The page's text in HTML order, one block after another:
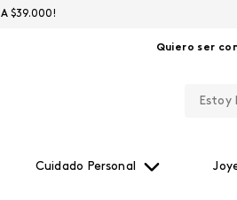
Quiero ser
Cuidado Personal
A $39.000!